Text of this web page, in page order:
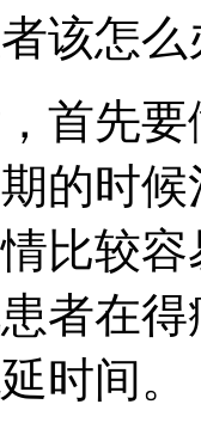
该怎
首先
的时
比较
者在
时间。